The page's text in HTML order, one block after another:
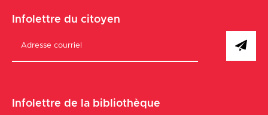
Infolettre du citoyen
Infolettre de la bibliothèque